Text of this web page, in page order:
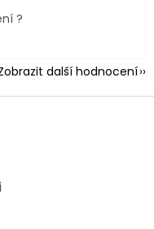
?
další hodnocení